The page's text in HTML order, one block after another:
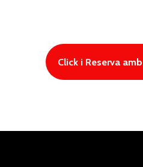
Click i Reserva